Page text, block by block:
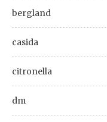
bergland
casida
citronella
dm